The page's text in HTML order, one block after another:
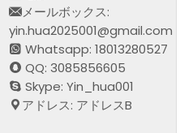
メールボックス:
yin.hua2025001@gmail.com
Whatsapp: 18013280527
QQ: 3085856605
Skype: Yin_hua001
アドレス: アドレスB